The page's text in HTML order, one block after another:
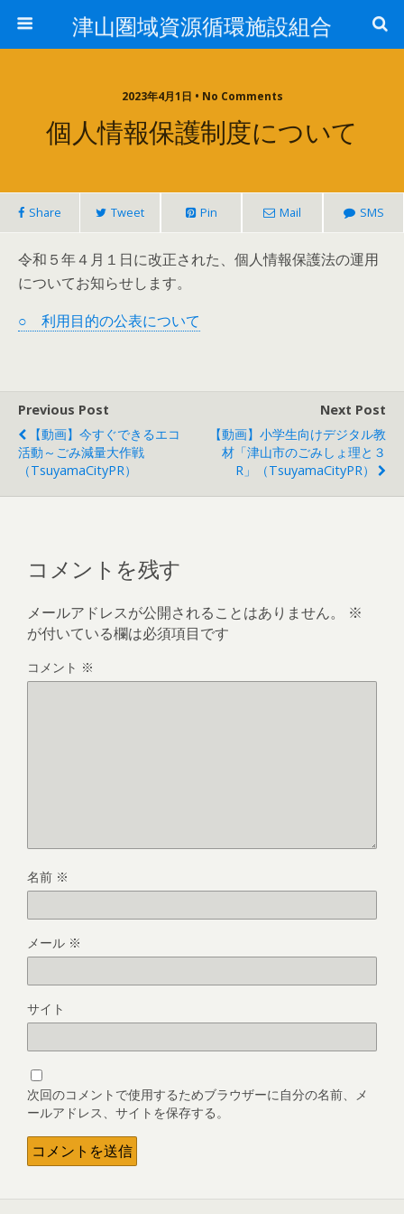
津山圏域資源循環施設組合
2023年4月1日 • No Comments
個人情報保護制度について
Share Tweet Pin Mail SMS
令和５年４月１日に改正された、個人情報保護法の運用
についてお知らせします。
○ 利用目的の公表について
Previous Post
【動画】今すぐできるエコ
活動～ごみ減量大作戦
（TsuyamaCityPR）
Next Post
【動画】小学生向けデジタル教
材「津山市のごみしょ理と３
R」（TsuyamaCityPR）
コメントを残す
メールアドレスが公開されることはありません。
※
が付いている欄は必須項目です
コメント ※
名前 ※
メール ※
サイト
次回のコメントで使用するためブラウザーに自分の名前、メ
ールアドレス、サイトを保存する。